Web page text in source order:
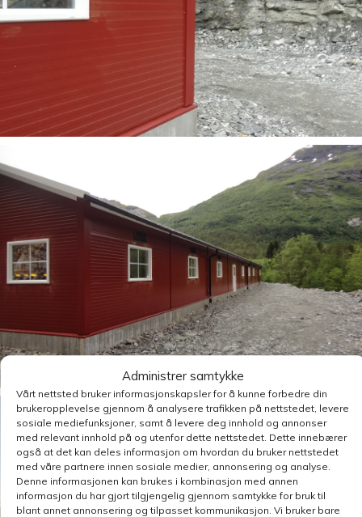
Administrer samtykke
Vårt nettsted bruker informasjonskapsler for å kunne forbedre din
brukeropplevelse gjennom å analysere trafikken på nettstedet, levere
sosiale mediefunksjoner, samt å levere deg innhold og annonser
med relevant innhold på og utenfor dette nettstedet. Dette innebærer
også at det kan deles informasjon om hvordan du bruker nettstedet
med våre partnere innen sosiale medier, annonsering og analyse.
Denne informasjonen kan brukes i kombinasjon med annen
informasjon du har gjort tilgjengelig gjennom samtykke for bruk til
blant annet annonsering og tilpasset kommunikasjon. Vi bruker bare